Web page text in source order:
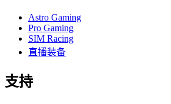
Astro Gaming
Pro Gaming
SIM Racing
直播装备
支持